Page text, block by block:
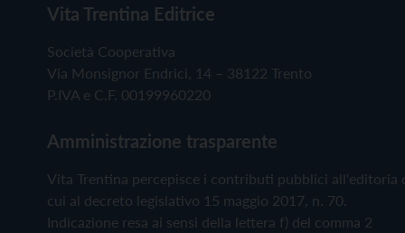
Vita Trentina Editrice
Società Cooperativa
Via Monsignor Endrici, 14 – 38122 Trento
P.IVA e C.F. 00199960220
Amministrazione trasparente
Vita Trentina percepisce i contributi pubblici all'editoria
cui al decreto legislativo 15 maggio 2017, n. 70.
Indicazione resa ai sensi della lettera f) del comma 2